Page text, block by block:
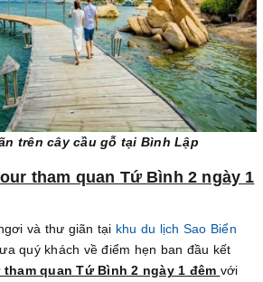
trên cây cầu gỗ tại Bình Lập
tham quan Tứ Bình 2 ngày 1
và thư giãn tại khu du lịch Sao Biển
quý khách về điểm hẹn ban đầu kết
tham quan Tứ Bình 2 ngày 1 đêm với